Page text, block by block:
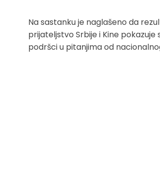
Na sastanku je naglašeno da
prijateljstvo Srbije i Kine
podršci u pitanjima od